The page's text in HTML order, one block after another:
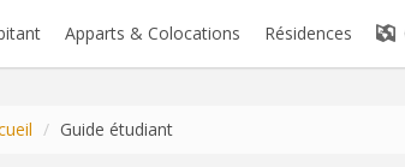
Apparts & Colocations Résidences
/ Guide étudiant